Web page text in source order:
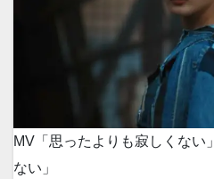
MV「思ったよりも寂しくない」
ない」